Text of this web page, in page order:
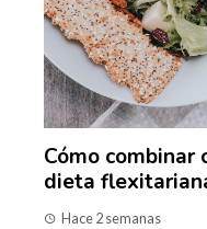
Cómo
dieta
Hace 2 semanas